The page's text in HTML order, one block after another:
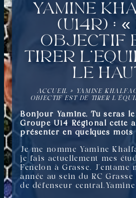
Yamine
(U14R) :
objectif
tirer
le
ACCUEIL »
YAMINE
OBJECTIF EST DE TIRER
Bonjour Yamine. Tu seras
Groupe U14 Régional cette
présenter en quelques mots
Je me nomme Yamine
je fais actuellement mes
Fenelon à Grasse.
année au sein du RC
de défenseur central.Yamine